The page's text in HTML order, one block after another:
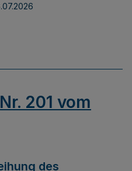
201 vom
des